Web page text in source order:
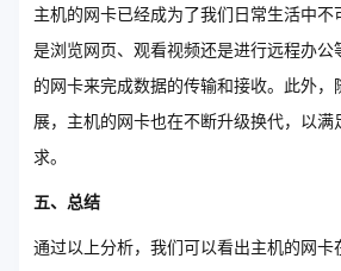
主机的网卡已经成为了我们日常生活中
是浏览网页、观看视频还是进行远程办
的网卡来完成数据的传输和接收。此外，
展，主机的网卡也在不断升级换代，以
求。
五、总结
通过以上分析，我们可以看出主机的网卡